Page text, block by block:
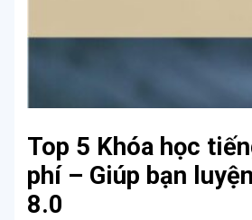
Top 5 Khóa học
phí – Giúp bạn
8.0